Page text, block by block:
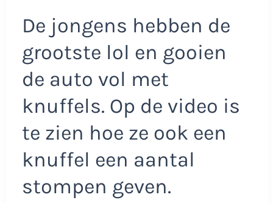
De jongens hebben de
grootste lol en gooien
de auto vol met
knuffels. Op de video is
te zien hoe ze ook een
knuffel een aantal
stompen geven.